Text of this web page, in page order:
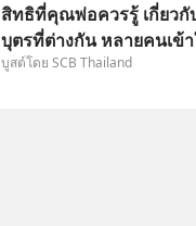
สิทธิที่คุณพ่อควรรู้ เกี่ยวกั
บุตรที่ต่างกัน หลายคนเข้า
"เมื่อเป็นลูกของพ่อและแม่
บูสต์โดย SCB Thailand